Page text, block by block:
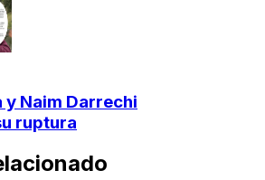
y Naim Darrechi
ruptura